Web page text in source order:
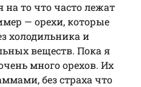
на то что часто лежат
— орехи, которые
холодильника и
веществ. Пока я
много орехов. Их
без страха что